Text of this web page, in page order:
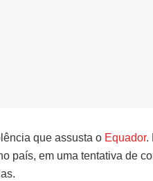
que assusta o Equador.
país, em uma tentativa de